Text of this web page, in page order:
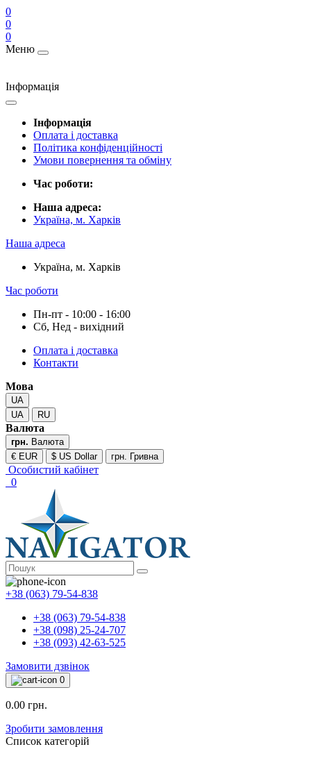
0
0
0
Меню
Інформація
Інформація
Оплата і доставка
Політика конфіденційності
Умови повернення та обміну
Час роботи:
Наша адреса:
Україна, м. Харків
Наша адреса
Україна, м. Харків
Час роботи
Пн-пт - 10:00 - 16:00
Сб, Нед - вихідний
Оплата і доставка
Контакти
Мова
UA
UA
RU
Валюта
грн. Валюта
€ EUR
$ US Dollar грн. Гривна
Особистий кабінет
0
+38 (063) 79-54-838
+38 (063) 79-54-838
+38 (098) 25-24-707
+38 (093) 42-63-525
Замовити дзвінок
0
0.00 грн.
Зробити замовлення
Список категорій